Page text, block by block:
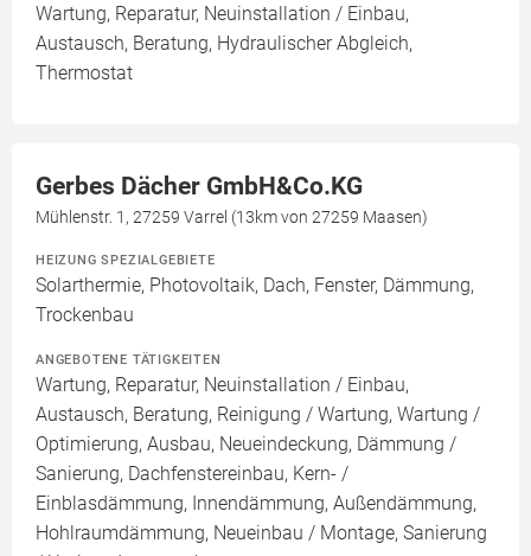
Wartung, Reparatur, Neuinstallation / Einbau,
Austausch, Beratung, Hydraulischer Abgleich,
Thermostat
Gerbes Dächer GmbH&Co.KG
Mühlenstr. 1, 27259 Varrel (13km von 27259 Maasen)
HEIZUNG SPEZIALGEBIETE
Solarthermie, Photovoltaik, Dach, Fenster, Dämmung,
Trockenbau
ANGEBOTENE TÄTIGKEITEN
Wartung, Reparatur, Neuinstallation / Einbau,
Austausch, Beratung, Reinigung / Wartung, Wartung /
Optimierung, Ausbau, Neueindeckung, Dämmung /
Sanierung, Dachfenstereinbau, Kern- /
Einblasdämmung, Innendämmung, Außendämmung,
Hohlraumdämmung, Neueinbau / Montage, Sanierung